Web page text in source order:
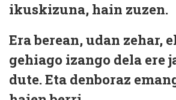
ikuskizuna, hain zuzen.
Era berean, udan zehar,
gehiago izango dela ere
dute. Eta denboraz